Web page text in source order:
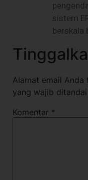
sistem
berskala
Alamat email
yang wajib ditandai
Komentar *